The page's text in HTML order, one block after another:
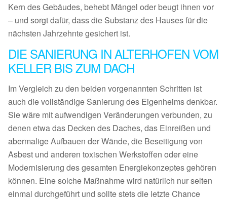
Kern des Gebäudes, behebt Mängel oder beugt ihnen vor
– und sorgt dafür, dass die Substanz des Hauses für die
nächsten Jahrzehnte gesichert ist.
DIE SANIERUNG IN ALTERHOFEN VOM
KELLER BIS ZUM DACH
Im Vergleich zu den beiden vorgenannten Schritten ist
auch die vollständige Sanierung des Eigenheims denkbar.
Sie wäre mit aufwendigen Veränderungen verbunden, zu
denen etwa das Decken des Daches, das Einreißen und
abermalige Aufbauen der Wände, die Beseitigung von
Asbest und anderen toxischen Werkstoffen oder eine
Modernisierung des gesamten Energiekonzeptes gehören
können. Eine solche Maßnahme wird natürlich nur selten
einmal durchgeführt und sollte stets die letzte Chance